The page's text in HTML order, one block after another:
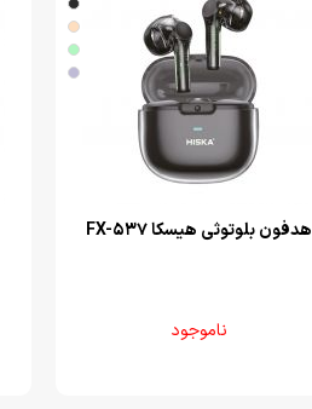
هدفون بلوتوثی هیسکا FX-537
ناموجود